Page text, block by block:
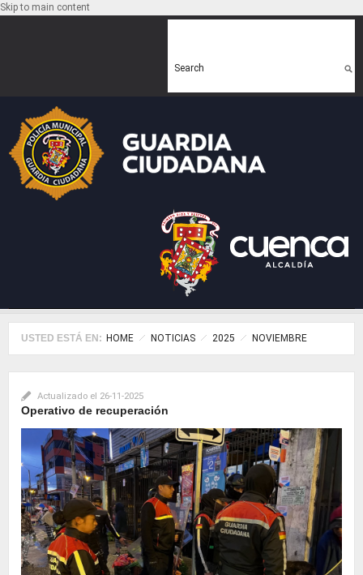
Skip to main content
Search
USTED ESTÁ EN: HOME NOTICIAS 2025 NOVIEMBRE
Actualizado el 26-11-2025
Operativo de recuperación